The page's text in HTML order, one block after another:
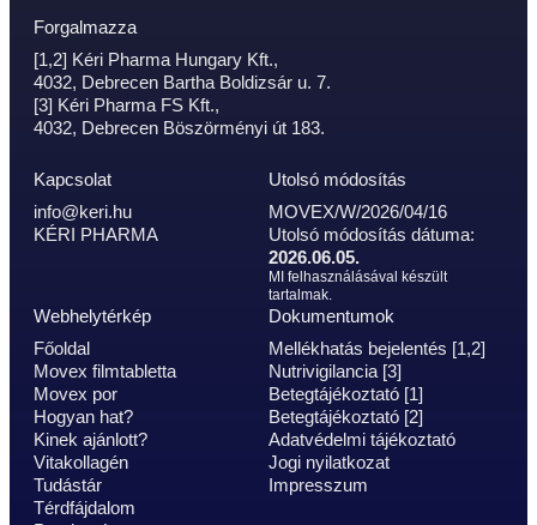
Webhelytérkép
Főoldal
Movex filmtabletta
Movex por
Hogyan hat?
Kinek ajánlott?
Vitakollagén
Tudástár
Térdfájdalom
Dokumentumok
Mellékhatás bejelentés [1,2]
Nutrivigilancia [3]
Betegtájékoztató [1]
Betegtájékoztató [2]
Adatvédelmi tájékoztató
Jogi nyilatkozat
Impresszum
Forgalmazza
[1,2] Kéri Pharma Hungary Kft.,
4032, Debrecen Bartha Boldizsár u. 7.
[3] Kéri Pharma FS Kft.,
4032, Debrecen Böszörményi út 183.
Kapcsolat
info@keri.hu
KÉRI PHARMA
Utolsó módosítás
MOVEX/W/2026/04/16
Utolsó módosítás dátuma:
2026.06.05.
MI felhasználásával készült
tartalmak.